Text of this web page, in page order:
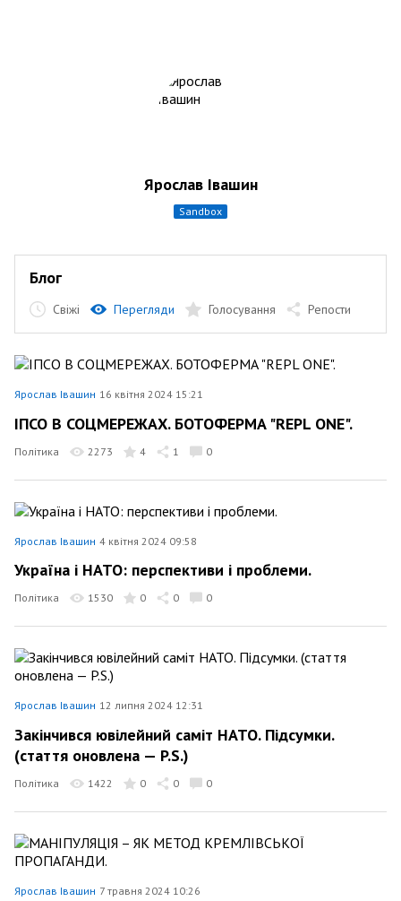
Ярослав Івашин
sandbox
Блог
Свіжі Перегляди Голосування Репости
Ярослав Івашин 16 квітня 2024 15:21
ІПСО В СОЦМЕРЕЖАХ. БОТОФЕРМА "REPL ONE".
Політика 2273 4 1 0
Ярослав Івашин 4 квітня 2024 09:58
Україна і НАТО: перспективи і проблеми.
Політика 1530 0 0 0
Ярослав Івашин 12 липня 2024 12:31
Закінчився ювілейний саміт НАТО. Підсумки.
(стаття оновлена — P.S.)
Політика 1422 0 0 0
Ярослав Івашин 7 травня 2024 10:26